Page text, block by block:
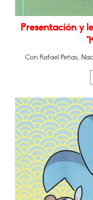
Presentación y
Con Rafael Peñas,